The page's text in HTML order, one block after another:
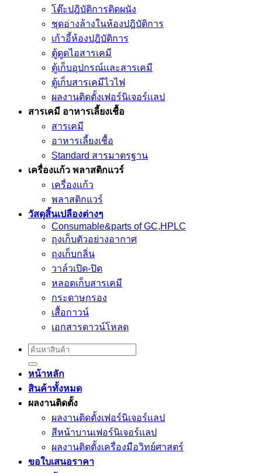
โต๊ะปฎิบัติการติดผนัง
ชุดอ่างล้างในห้องปฎิบัติการ
เก้าอี้ห้องปฎิบัติการ
ตู้ดูดไอสารเคมี
ตู้เก็บอุปกรณ์เเละสารเคมี
ตู้เก็บสารเคมีไวไฟ
ผลงานติดตั้งเฟอร์นิเจอร์เเลป
สารเคมี อาหารเลี้ยงเชื้อ
สารเคมี
อาหารเลี้ยงเชื้อ
Standard สารมาตรฐาน
เครื่องเเก้ว พลาสติกแวร์
เครื่องเเก้ว
พลาสติกแวร์
วัสดุสิ้นเปลืองต่างๆ
Consumable&parts of GC,HPLC
ถุงเก็บตัวอย่างอากาศ
ถุงเก็บกลิ่น
วาล์วเปิด-ปิด
หลอดเก็บสารเคมี
กระดาษกรอง
เสื้อกาวน์
เอกสารดาวน์โหลด
Search
for:
หน้าหลัก
สินค้าทั้งหมด
ผลงานติดตั้ง
ผลงานติดตั้งเฟอร์นิเจอร์เเลป
สีหน้าบานเฟอร์นิเจอร์เเลป
ผลงานติดตั้งเครื่องมือวิทย์ศาสตร์
ขอใบเสนอราคา